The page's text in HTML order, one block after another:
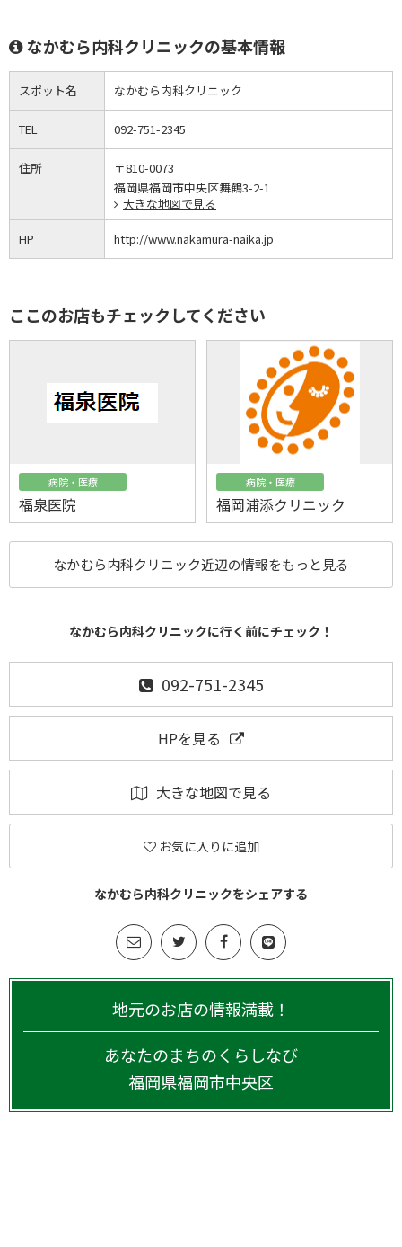
なかむら内科クリニックの基本情報
スポット名 なかむら内科クリニック
TEL 092-751-2345
住所
〒810-0073
福岡県福岡市中央区舞鶴3-2-1
大きな地図で見る
HP http://www.nakamura-naika.jp
ここのお店もチェックしてください
病院・医療
福泉医院
病院・医療
福岡浦添クリニック
なかむら内科クリニック近辺の情報をもっと見る
なかむら内科クリニックに行く前にチェック！
092-751-2345
HPを見る
大きな地図で見る
お気に入りに追加
なかむら内科クリニックをシェアする
地元のお店の情報満載！
あなたのまちのくらしなび
福岡県福岡市中央区